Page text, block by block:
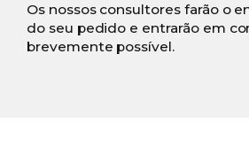
Os nossos consultores farão o
do seu pedido e entrarão em
brevemente possível.